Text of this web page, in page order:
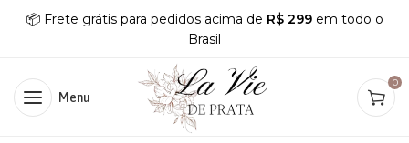
📦 Frete grátis para pedidos acima de R$ 299 em todo o
Brasil
Menu
0